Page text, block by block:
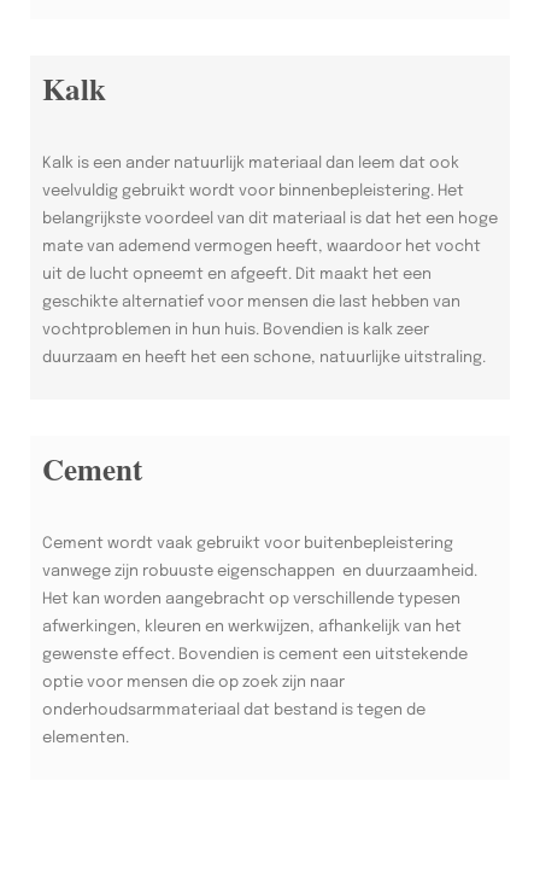
Kalk
Kalk is een ander natuurlijk materiaal dan leem dat ook
veelvuldig gebruikt wordt voor binnenbepleistering. Het
belangrijkste voordeel van dit materiaal is dat het een hoge
mate van ademend vermogen heeft, waardoor het vocht
uit de lucht opneemt en afgeeft. Dit maakt het een
geschikte alternatief voor mensen die last hebben van
vochtproblemen in hun huis. Bovendien is kalk zeer
duurzaam en heeft het een schone, natuurlijke uitstraling.
Cement
Cement wordt vaak gebruikt voor buitenbepleistering
vanwege zijn robuuste eigenschappen en duurzaamheid.
Het kan worden aangebracht op verschillende typesen
afwerkingen, kleuren en werkwijzen, afhankelijk van het
gewenste effect. Bovendien is cement een uitstekende
optie voor mensen die op zoek zijn naar
onderhoudsarmmateriaal dat bestand is tegen de
elementen.